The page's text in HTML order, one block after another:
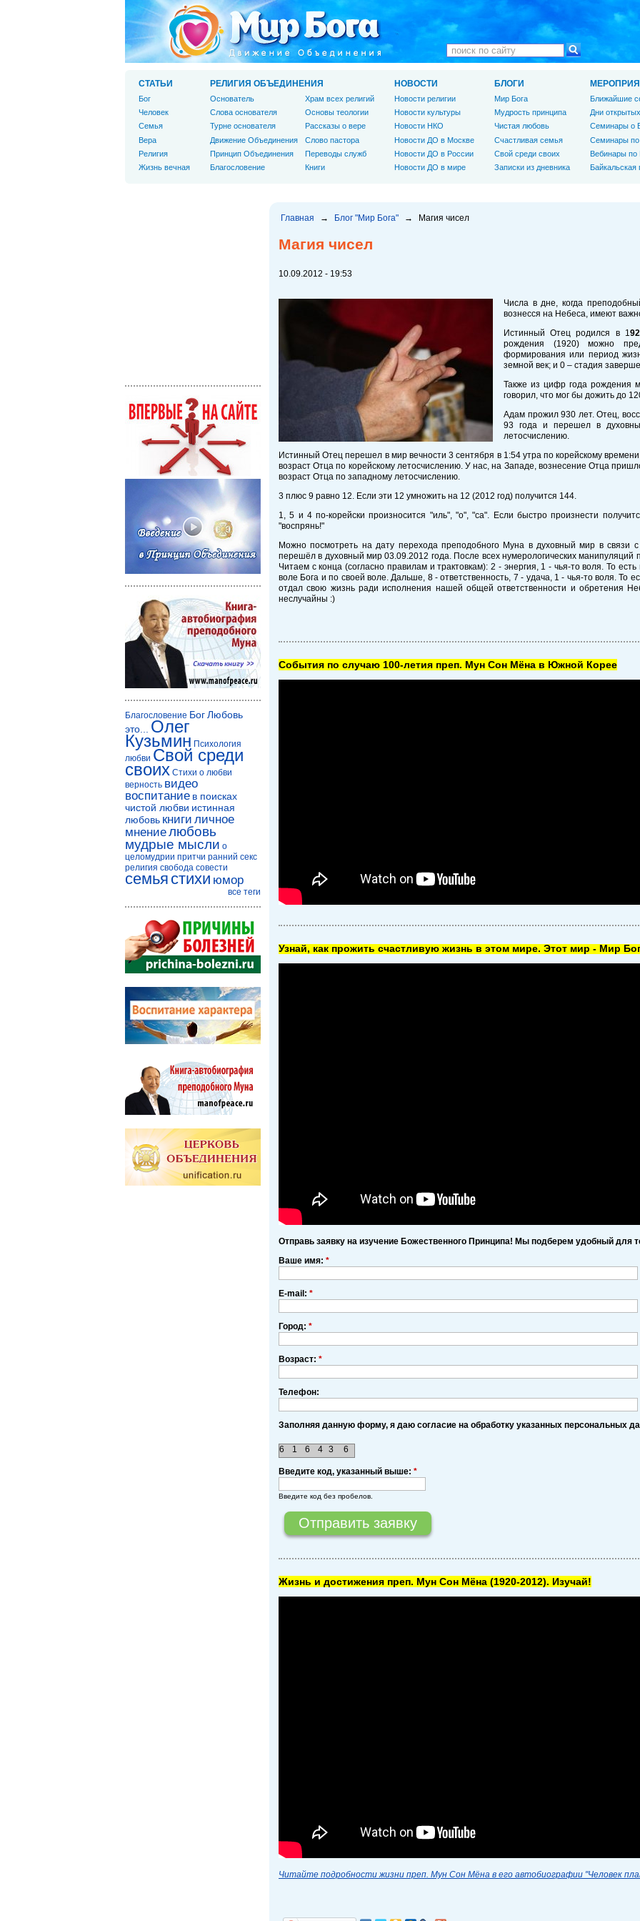
Главная → Блог "Мир Бога" → Магия чисел
Магия чисел
10.09.2012 - 19:53
Числа в дне, когда
вознесся на Небеса, имеют
Истинный Отец родился в 192
рождения (1920) можно
формирования или период
земной век; и 0 – стадия
Также из цифр года рождения
говорил, что мог бы дожить до
Адам прожил 930 лет. Отец,
93 года и перешел в
летосчислению.
Истинный Отец перешел в мир вечности 3 сентября в 1:54 утра по корейскому
возраст Отца по корейскому летосчислению. У нас, на Западе, вознесение Отца
возраст Отца по западному летосчислению.
3 плюс 9 равно 12. Если эти 12 умножить на 12 (2012 год) получится 144.
1, 5 и 4 по-корейски произносится "иль", "о", "са". Если быстро произнести
"воспрянь!"
Можно посмотреть на дату перехода преподобного Муна в духовный мир в связи
перешёл в духовный мир 03.09.2012 года. После всех нумерологических
Читаем с конца (согласно правилам и трактовкам): 2 - энергия, 1 - чья-то воля. То
воле Бога и по своей воле. Дальше, 8 - ответственность, 7 - удача, 1 - чья-то воля. То
отдал свою жизнь ради исполнения нашей общей ответственности и обретения
неслучайны :)
Cобытия по случаю 100-летия преп. Мун Сон Мёна в Южной Корее
Узнай, как прожить счастливую жизнь в этом мире. Этот мир - Мир
Отправь заявку на изучение Божественного Принципа! Мы подберем удобный для
Ваше имя: *
E-mail: *
Город: *
Возраст: *
Телефон:
Заполняя данную форму, я даю согласие на обработку указанных персональных
6
4 3
6
1
6
Введите код, указанный выше: *
Введите код без пробелов.
Жизнь и достижения преп. Мун Сон Мёна (1920-2012). Изучай!
Читайте подробности жизни преп. Мун Сон Мёна в его автобиографии "Человек
СТАТЬИ
Бог
Человек
Cемья
Вера
Религия
Жизнь вечная
РЕЛИГИЯ ОБЪЕДИНЕНИЯ
Основатель
Слова основателя
Турне основателя
Движение Объединения
Принцип Объединения
Благословение
Храм всех религий
Основы теологии
Рассказы о вере
Слово пастора
Переводы служб
Книги
НОВОСТИ
Новости религии
Новости культуры
Новости НКО
Новости ДО в Москве
Новости ДО в России
Новости ДО в мире
БЛОГИ
Мир Бога
Мудрость принципа
Чистая любовь
Счастливая семья
Свой среди своих
Записки из дневника
Ближайшие
Дни
Семинары о
Семинары
Вебинары по
Байкальская
Благословение БогЛюбовь
это...
Олег
Кузьмин Психология
любви Свой среди
своих Стихи о любви
верность видео
воспитание в поисках
чистой любви истинная
любовь книги личное
мнениелюбовь
мудрые мысли о
целомудрии притчи ранний секс
религия свобода совести
семья стихи юмор
все теги